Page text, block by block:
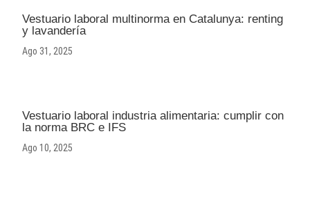
Vestuario laboral multinorma en Catalunya: renting
y lavandería
Ago 31, 2025
Vestuario laboral industria alimentaria: cumplir con
la norma BRC e IFS
Ago 10, 2025